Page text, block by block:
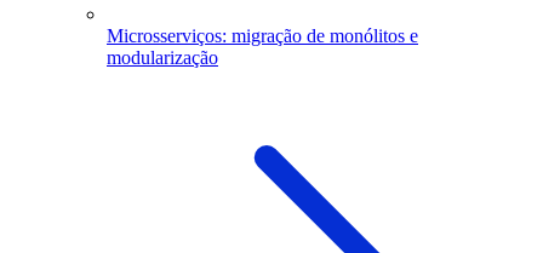
Microsserviços: migração de monólitos e
modularização